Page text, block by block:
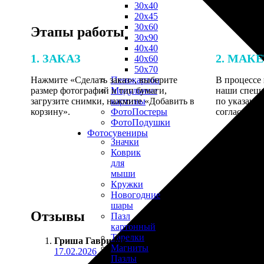
30х40
20х45
30х60
30х90
40х40
40х60
50х70
Пенокартон
Модульные
картины
ФотоПостеры
ФотоПодушки
Фотоcувениры
Значки
Коврик
для
мыши
Кружки
Новогодние
шары
Пазл
картонный
Тарелки
Магниты
Пазлы
Этапы работы
1. ЗАКАЗ
Нажмите «Сделать заказ», выберите
размер фотографий и тип бумаги,
загрузите снимки, нажмите «Добавить в
корзину».
2.
В процессе
наши
по
Отзывы
Гриша Гаврилов :
17.02.2026